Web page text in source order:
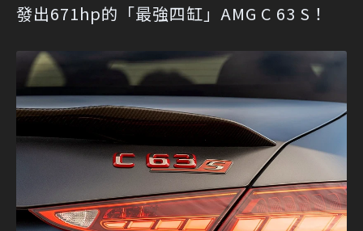
發出671hp的「最強四缸」AMG C 63 S！